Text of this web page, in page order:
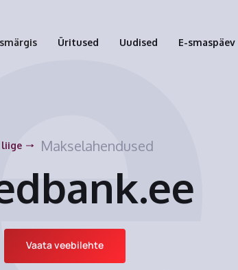
Üritused Uudised E-smaspäev
liige Makselahendused
Vaata veebilehte